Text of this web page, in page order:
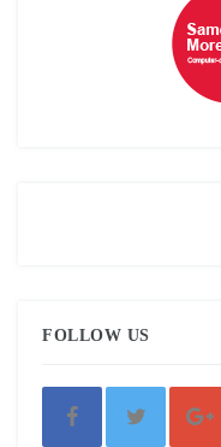
FOLLOW US